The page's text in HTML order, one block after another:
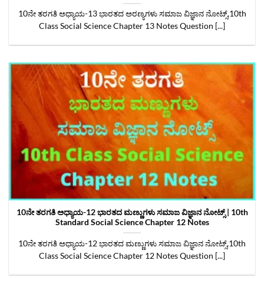
10ನೇ ತರಗತಿ ಅಧ್ಯಾಯ-13 ಭಾರತದ ಅರಣ್ಯಗಳು ಸಮಾಜ ವಿಜ್ಞಾನ ನೋಟ್ಸ್‌,10th
Class Social Science Chapter 13 Notes Question [...]
10ನೇ ತರಗತಿ ಅಧ್ಯಾಯ-12 ಭಾರತದ ಮಣ್ಣುಗಳು ಸಮಾಜ ವಿಜ್ಞಾನ ನೋಟ್ಸ್‌ | 10th
Standard Social Science Chapter 12 Notes
10ನೇ ತರಗತಿ ಅಧ್ಯಾಯ-12 ಭಾರತದ ಮಣ್ಣುಗಳು ಸಮಾಜ ವಿಜ್ಞಾನ ನೋಟ್ಸ್‌,10th
Class Social Science Chapter 12 Notes Question [...]